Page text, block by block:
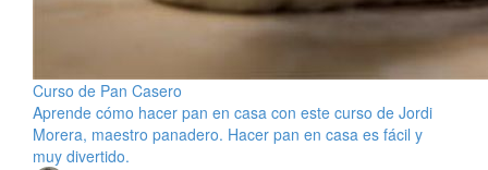
Curso de Pan Casero
Aprende cómo hacer pan en casa con este curso de Jordi
Morera, maestro panadero. Hacer pan en casa es fácil y
muy divertido.